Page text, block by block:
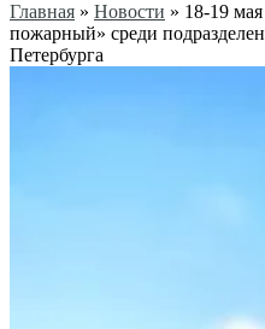
Главная » Новости » 18-19
пожарный» среди
Петербурга